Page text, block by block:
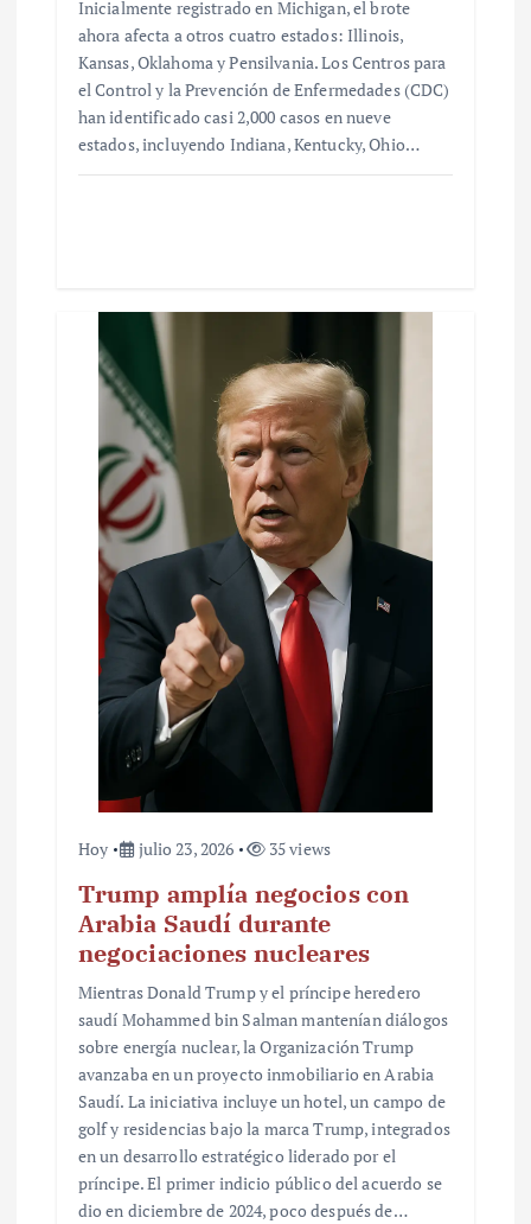
Inicialmente registrado en Michigan, el brote
ahora afecta a otros cuatro estados: Illinois,
Kansas, Oklahoma y Pensilvania. Los Centros para
el Control y la Prevención de Enfermedades (CDC)
han identificado casi 2,000 casos en nueve
estados, incluyendo Indiana, Kentucky, Ohio…
Hoy julio 23, 2026 35 views
Trump amplía negocios con
Arabia Saudí durante
negociaciones nucleares
Mientras Donald Trump y el príncipe heredero
saudí Mohammed bin Salman mantenían diálogos
sobre energía nuclear, la Organización Trump
avanzaba en un proyecto inmobiliario en Arabia
Saudí. La iniciativa incluye un hotel, un campo de
golf y residencias bajo la marca Trump, integrados
en un desarrollo estratégico liderado por el
príncipe. El primer indicio público del acuerdo se
dio en diciembre de 2024, poco después de…